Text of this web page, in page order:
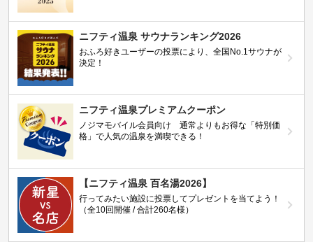
ニフティ温泉 サウナランキング2026
おふろ好きユーザーの投票により、全国No.1サウナが
決定！
ニフティ温泉プレミアムクーポン
ノジマモバイル会員向け 通常よりもお得な「特別価
格」で人気の温泉を満喫できる！
【ニフティ温泉 百名湯2026】
行ってみたい施設に投票してプレゼントを当てよう！
（全10回開催 / 合計260名様）